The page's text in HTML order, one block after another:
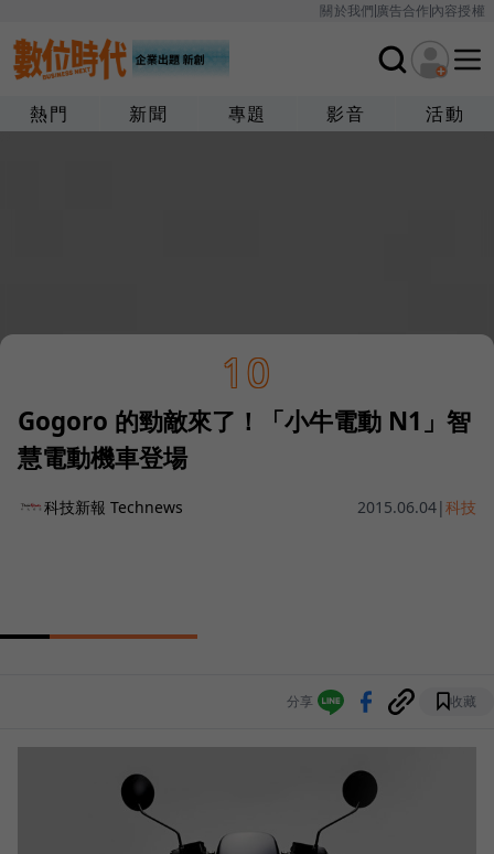
關於我們廣告合作內容授權
熱門 新聞 專題 影音 活動
10
Gogoro 的勁敵來了！「小牛電動 N1」智
慧電動機車登場
科技新報 Technews 2015.06.04|科技
分享 收藏